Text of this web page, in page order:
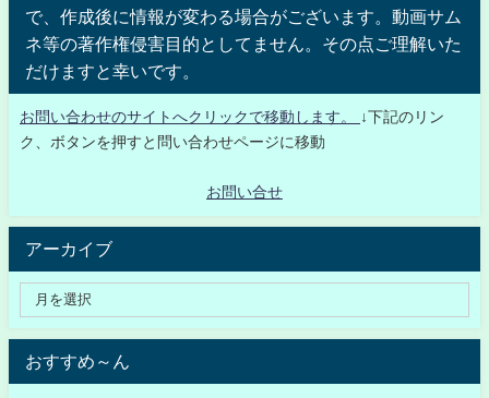
で、作成後に情報が変わる場合がございます。動画サム
ネ等の著作権侵害目的としてません。その点ご理解いた
だけますと幸いです。
お問い合わせのサイトへクリックで移動します。
↓下記のリン
ク、ボタンを押すと問い合わせページに移動
お問い合せ
アーカイブ
おすすめ～ん